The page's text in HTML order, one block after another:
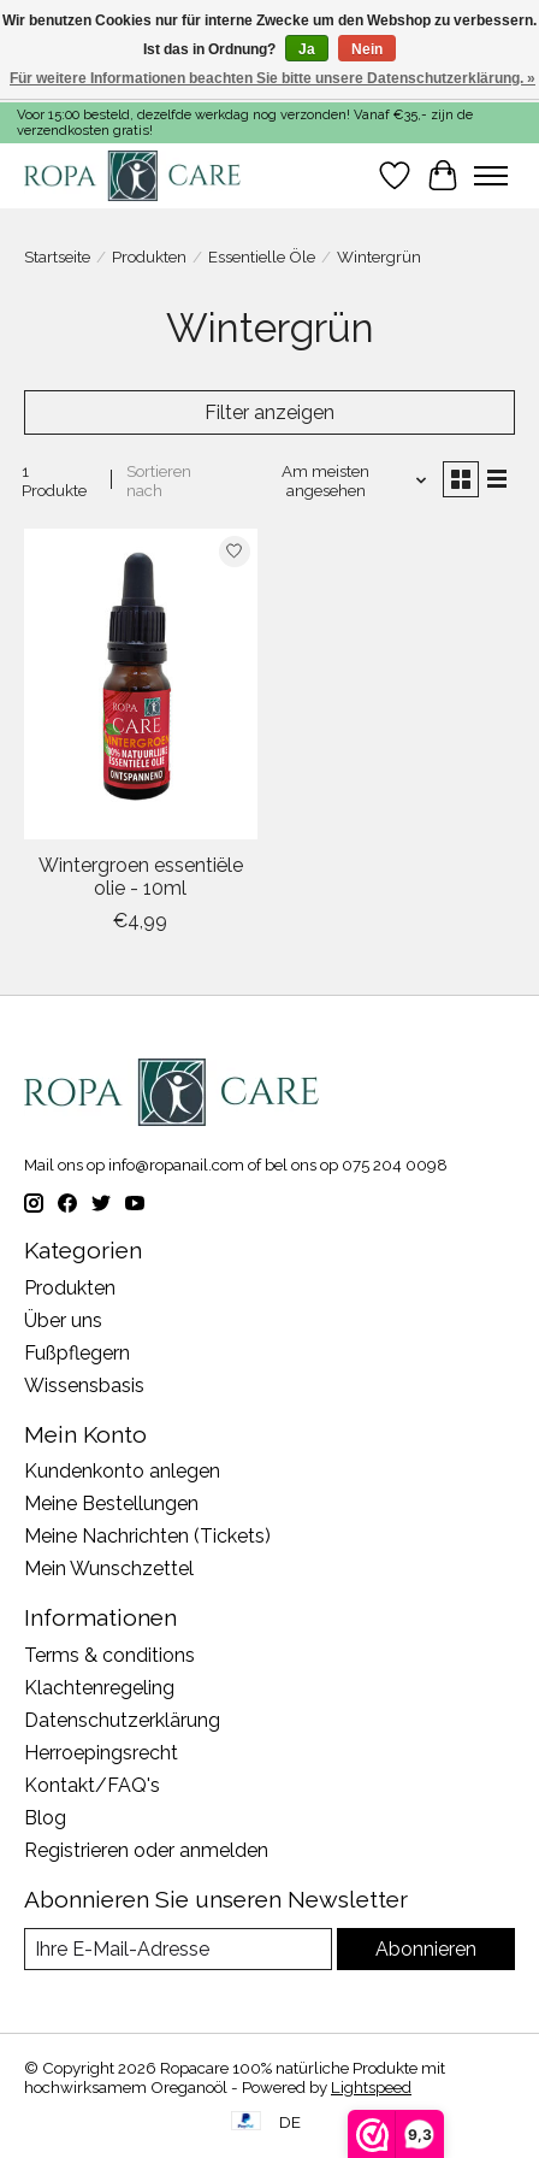
9,3
Voor 15:00 besteld, dezelfde werkdag nog verzonden! Vanaf €35,- zijn de
verzendkosten gratis!
Wunschzettel
Ihr
Startseite / Produkten / Essentielle Öle / Wintergrün
Wintergrün
Filter anzeigen
1
Produkte
Sortieren
nach
Am meisten
angesehen
Wintergroen essentiële
olie - 10ml
€4,99
Mail ons op info@ropanail.com of bel ons op 075 204 0098
Kategorien
Produkten
Über uns
Fußpflegern
Wissensbasis
Mein Konto
Kundenkonto anlegen
Meine Bestellungen
Meine Nachrichten (Tickets)
Mein Wunschzettel
Informationen
Terms & conditions
Klachtenregeling
Datenschutzerklärung
Herroepingsrecht
Kontakt/FAQ's
Blog
Registrieren oder anmelden
Abonnieren Sie unseren Newsletter
Abonnieren
© Copyright 2026 Ropacare 100% natürliche Produkte mit
hochwirksamem Oreganoöl - Powered by Lightspeed
DE
Wir benutzen Cookies nur für interne Zwecke um den Webshop zu verbessern.
Ist das in Ordnung?
Ja
Nein
Für weitere Informationen beachten Sie bitte unsere Datenschutzerklärung. »